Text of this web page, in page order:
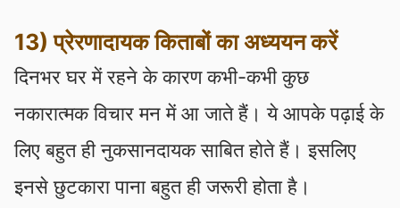
13) प्रेरणादायक किताबों का अध्ययन करें
दिनभर घर में रहने के कारण कभी-कभी कुछ
नकारात्मक विचार मन में आ जाते हैं। ये आपके पढ़ाई के
लिए बहुत ही नुकसानदायक साबित होते हैं। इसलिए
इनसे छुटकारा पाना बहुत ही जरूरी होता है।